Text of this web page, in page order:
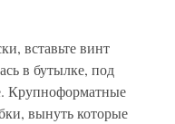
вставьте винт
в бутылке, под
Крупноформатные
вынуть которые